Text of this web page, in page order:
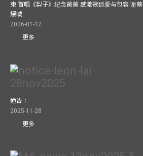
束 首唱《梨子》纪念爸爸 感激歌迷爱与包容 谢幕
爆喊
2026-01-12
更多
通告：
2025-11-28
更多